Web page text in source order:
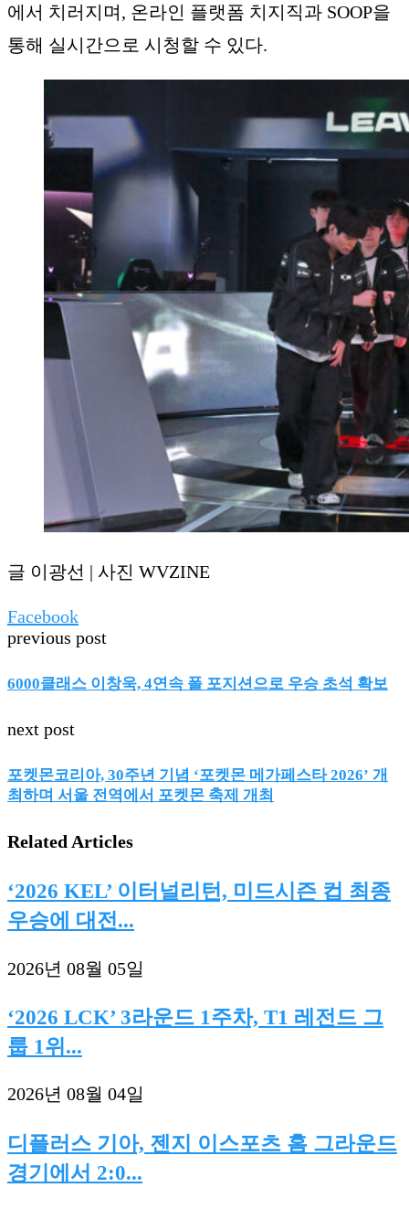
에서 치러지며, 온라인 플랫폼 치지직과 SOOP을
통해 실시간으로 시청할 수 있다.
글 이광선 | 사진 WVZINE
Facebook
previous post
6000클래스 이창욱, 4연속 폴 포지션으로 우승 초석 확보
next post
포켓몬코리아, 30주년 기념 ‘포켓몬 메가페스타 2026’ 개
최하며 서울 전역에서 포켓몬 축제 개최
Related Articles
‘2026 KEL’ 이터널리턴, 미드시즌 컵 최종
우승에 대전...
2026년 08월 05일
‘2026 LCK’ 3라운드 1주차, T1 레전드 그
룹 1위...
2026년 08월 04일
디플러스 기아, 젠지 이스포츠 홈 그라운드
경기에서 2:0...